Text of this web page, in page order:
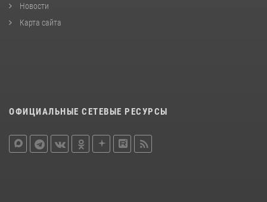
Новости
Карта сайта
ОФИЦИАЛЬНЫЕ СЕТЕВЫЕ РЕСУРСЫ